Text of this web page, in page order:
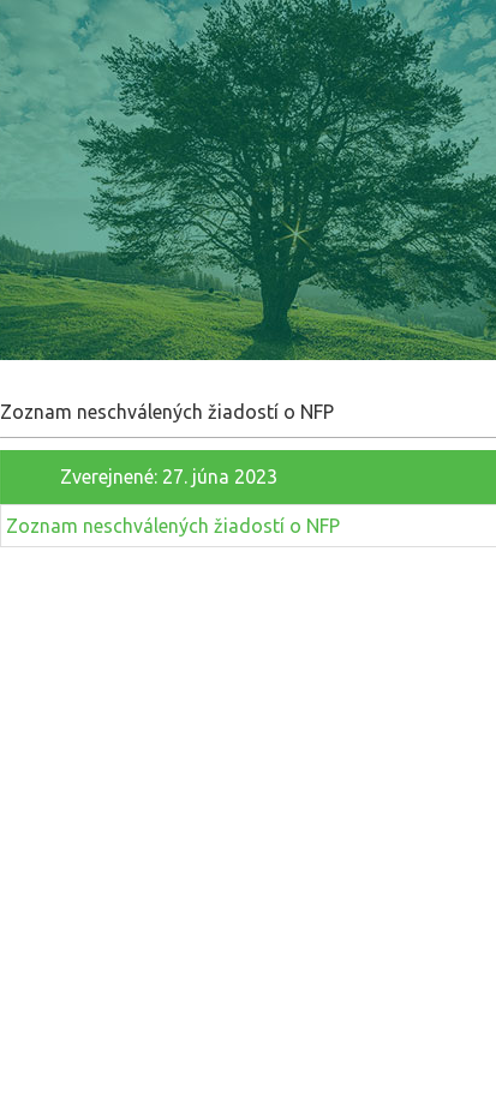
Zoznam neschválených žiadostí o NFP
Zverejnené: 27. júna 2023
Zoznam neschválených žiadostí o NFP